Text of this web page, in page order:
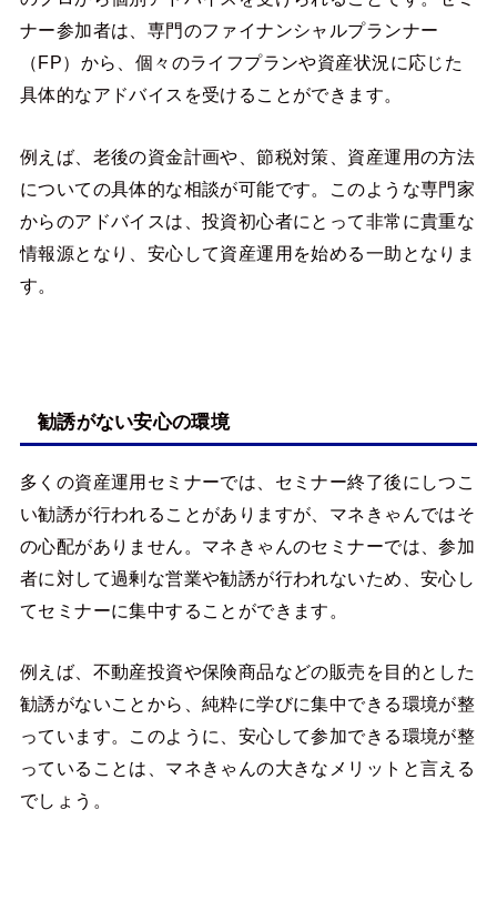
ナー参加者は、専門のファイナンシャルプランナー
（FP）から、個々のライフプランや資産状況に応じた
具体的なアドバイスを受けることができます。
例えば、老後の資金計画や、節税対策、資産運用の方法
についての具体的な相談が可能です。このような専門家
からのアドバイスは、投資初心者にとって非常に貴重な
情報源となり、安心して資産運用を始める一助となりま
す。
勧誘がない安心の環境
多くの資産運用セミナーでは、セミナー終了後にしつこ
い勧誘が行われることがありますが、マネきゃんではそ
の心配がありません。マネきゃんのセミナーでは、参加
者に対して過剰な営業や勧誘が行われないため、安心し
てセミナーに集中することができます。
例えば、不動産投資や保険商品などの販売を目的とした
勧誘がないことから、純粋に学びに集中できる環境が整
っています。このように、安心して参加できる環境が整
っていることは、マネきゃんの大きなメリットと言える
でしょう。